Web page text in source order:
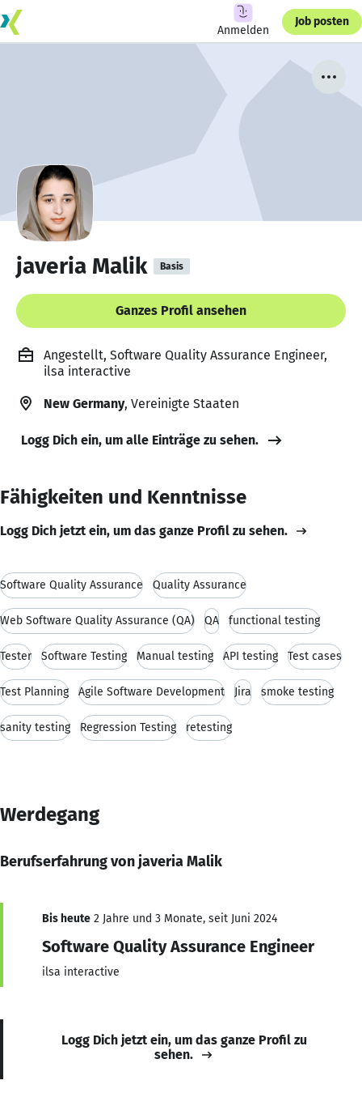
Anmelden
Job posten
javeria Malik Basis
Ganzes Profil ansehen
Angestellt, Software Quality Assurance Engineer,
ilsa interactive
New Germany, Vereinigte Staaten
Logg Dich ein, um alle Einträge zu sehen.
Fähigkeiten und Kenntnisse
Logg Dich jetzt ein, um das ganze Profil zu sehen.
Software Quality Assurance Quality Assurance
Web Software Quality Assurance (QA) QA functional testing
Tester Software Testing Manual testing API testing Test cases
Test Planning Agile Software Development Jira smoke testing
sanity testing Regression Testing retesting
Werdegang
Berufserfahrung von javeria Malik
Bis heute 2 Jahre und 3 Monate, seit Juni 2024
Software Quality Assurance Engineer
ilsa interactive
Logg Dich jetzt ein, um das ganze Profil zu
sehen.